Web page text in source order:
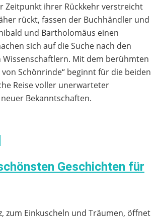
Zeitpunkt ihrer Rückkehr verstreicht
rückt, fassen der Buchhändler und
und Bartholomäus einen
sich auf die Suche nach den
Mit dem berühmten
von Schönrinde“ beginnt für die beiden
Reise voller unerwarteter
Bekanntschaften.
Geschichten für
zum Einkuscheln und Träumen, öffnet